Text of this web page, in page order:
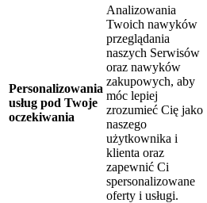
Personalizowania
usług pod Twoje
oczekiwania
Analizowania
Twoich nawyków
przeglądania
naszych Serwisów
oraz nawyków
zakupowych, aby
móc lepiej
zrozumieć Cię jako
naszego
użytkownika i
klienta oraz
zapewnić Ci
spersonalizowane
oferty i usługi.